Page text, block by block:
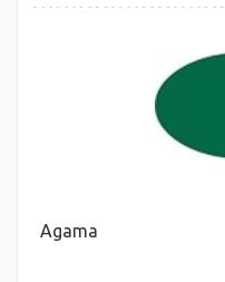
Agama